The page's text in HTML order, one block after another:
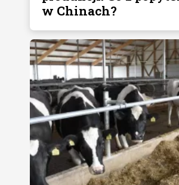
w Chinach?